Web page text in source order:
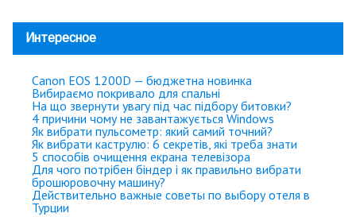
Интересное
Canon EOS 1200D — бюджетна новинка
Вибираємо покривало для спальні
На що звернути увагу під час підбору битовки?
4 причини чому не завантажується Windows
Як вибрати пульсометр: який самий точний?
Як вибрати каструлю: 6 секретів, які треба знати
5 способів очищення екрана телевізора
Для чого потрібен біндер і як правильно вибрати
брошюровочну машину?
Действительно важные советы по выбору отеля в
Турции